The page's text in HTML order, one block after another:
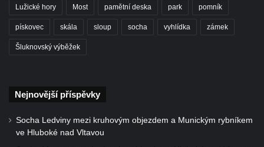
Sloup Panny Marie v Lomnici nad Popelkou
Sloup Panny Marie v Novém Bydžově
Sloup (pilíř) Panny Marie v Jezvé
Sloup Panny Marie v Hodkovicích nad
Sloup Panny Marie v Českém Dubu
Lužické hory Most pamětní deska park pomník
pískovec skála sloup socha vyhlídka zámek
Šluknovský výběžek
Nejnovější příspěvky
Socha Ledviny mezi kruhovým objezdem a Munickým rybníkem
ve Hluboké nad Vltavou